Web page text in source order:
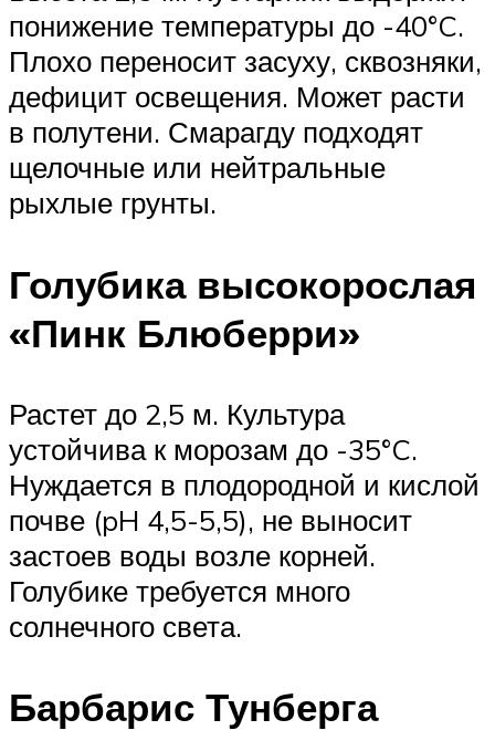
понижение температуры до -40°C.
Плохо переносит засуху, сквозняки,
дефицит освещения. Может расти
в полутени. Смарагду подходят
щелочные или нейтральные
рыхлые грунты.
Голубика высокорослая
«Пинк Блюберри»
Растет до 2,5 м. Культура
устойчива к морозам до -35°C.
Нуждается в плодородной и кислой
почве (pH 4,5-5,5), не выносит
застоев воды возле корней.
Голубике требуется много
солнечного света.
Барбарис Тунберга